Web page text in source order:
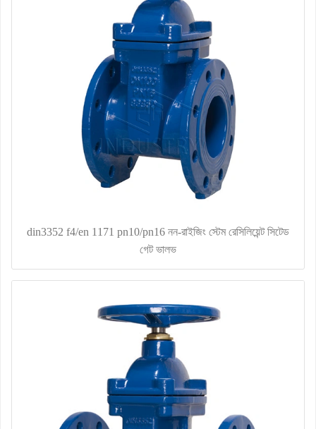
din3352 f4/en 1171 pn10/pn16 নন-রাইজিং স্টেম রেসিলিয়েন্ট সিটেড
গেট ভালভ